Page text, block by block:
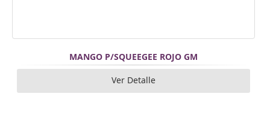
MANGO P/SQUEEGEE ROJO GM
Ver Detalle